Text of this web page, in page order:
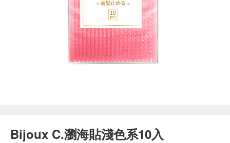
Bijoux C.瀏海貼淺色系10入